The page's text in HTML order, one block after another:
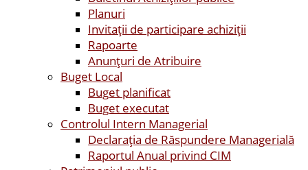
Planuri
Invitaţii de participare achiziții
Rapoarte
Anunțuri de Atribuire
Buget Local
Buget planificat
Buget executat
Controlul Intern Managerial
Declarația de Răspundere Managerială
Raportul Anual privind CIM